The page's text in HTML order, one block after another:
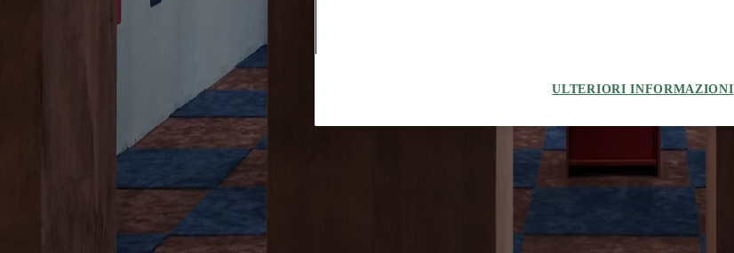
Privacy notice
Direttore Responsabile – Alessandro Valenti
©2025 HEARST MAGAZINES ITALIA SPA P. IVA 12212110154 | VIA ROBERTO BRACCO, 6, 20159, MILANO - ITALY
Registro imprese di Milano e Cod. Fisc. 0759 2830 157 - Part.Iva 1221 2110 154 - REA di Milano 116 978 6
ULTERIORI INFORMAZIONI